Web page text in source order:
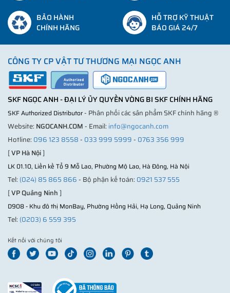
BẢO HÀNH
CHÍNH HÃNG
HỖ TRỢ KỸ THUẬT
BÁO GIÁ 24/7
CÔNG TY CP VẬT TƯ THƯƠNG MẠI NGỌC ANH
SKF NGỌC ANH - ĐẠI LÝ ỦY QUYỀN VÒNG BI SKF CHÍNH HÃNG
SKF Authorized Distributor- Phân phối các sản phẩm SKF chính hãng ®
Website: NGOCANH.COM- Email: info@ngocanh.com
Hotline: 096 123 8558- 033 999 5999- 0763 356 999
[VP Hà Nội]
LK 01.10, Liền kề Tổ 9 Mỗ Lao, Phường Mộ Lao, Hà Đông, Hà Nội
Tel: (024) 85 865 866- Bộ phận kế toán: 0921 537 555
[VP Quảng Ninh]
D908 - Khu đô thị MonBay, Phường Hồng Hải, Hạ Long, Quảng Ninh
Tel: (0203) 6 559 395
Kết nối với chúng tôi